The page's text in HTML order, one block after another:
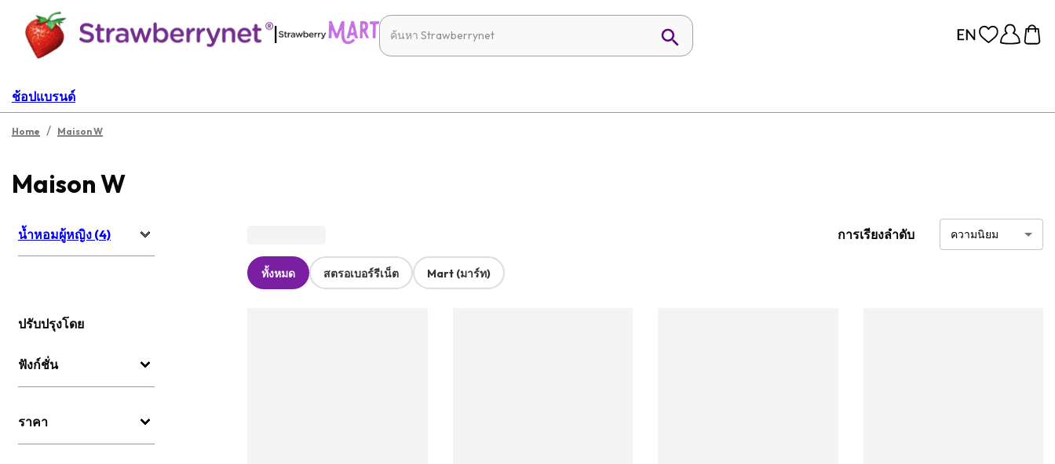
|
ช้อปแบรนด์
Home / Maison W
Maison W
น้ำหอมผู้หญิง (4)
ปรับปรุงโดย
ฟังก์ชั่น
ราคา
การเรียงลำดับ ความนิยม
ทั้งหมด สตรอเบอร์รีเน็ต Mart (มาร์ท)